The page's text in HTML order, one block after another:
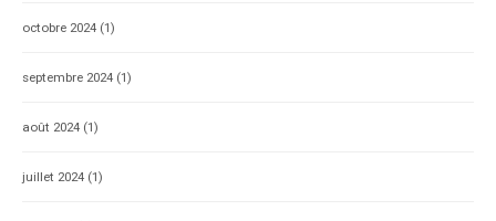
octobre 2024 (1)
septembre 2024 (1)
août 2024 (1)
juillet 2024 (1)